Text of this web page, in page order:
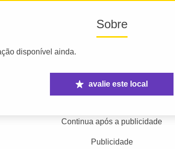
Sobre
disponível ainda.
avalie este local
Continua após a publicidade
Publicidade